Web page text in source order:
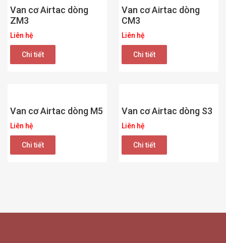
Van cơ Airtac dòng
ZM3
Liên hệ
Chi tiết
Van cơ Airtac dòng
CM3
Liên hệ
Chi tiết
Van cơ Airtac dòng M5
Liên hệ
Chi tiết
Van cơ Airtac dòng S3
Liên hệ
Chi tiết